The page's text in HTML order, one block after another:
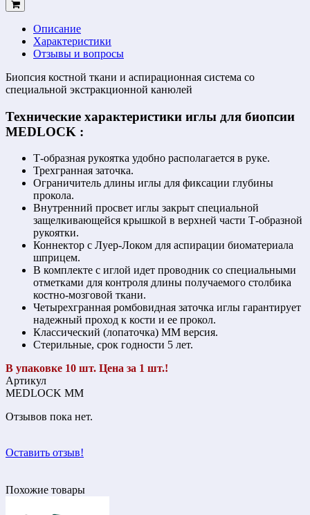
Описание
Характеристики
Отзывы и вопросы
Биопсия костной ткани и аспирационная система со
специальной экстракционной канюлей
Технические характеристики иглы для биопсии
MEDLOCK :
Т-образная рукоятка удобно располагается в руке.
Трехгранная заточка.
Ограничитель длины иглы для фиксации глубины
прокола.
Внутренний просвет иглы закрыт специальной
защелкивающейся крышкой в верхней части Т-образной
рукоятки.
Коннектор с Луер-Локом для аспирации биоматериала
шприцем.
В комплекте с иглой идет проводник со специальными
отметками для контроля длины получаемого столбика
костно-мозговой ткани.
Четырехгранная ромбовидная заточка иглы гарантирует
надежный проход к кости и ее прокол.
Классический (лопаточка) МM версия.
Стерильные, срок годности 5 лет.
В упаковке 10 шт. Цена за 1 шт.!
Артикул
MEDLOCK MM
Отзывов пока нет.
Оставить отзыв!
Похожие товары